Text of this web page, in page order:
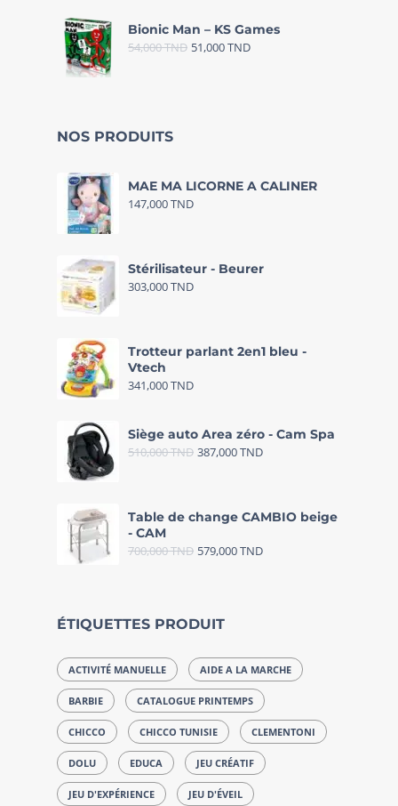
Bionic Man – KS Games
54,000TND 51,000TND
NOS PRODUITS
MAE MA LICORNE A CALINER
147,000TND
Stérilisateur - Beurer
303,000TND
Trotteur parlant 2en1 bleu -
Vtech
341,000TND
Siège auto Area zéro - Cam Spa
510,000TND 387,000TND
Table de change CAMBIO beige
- CAM
700,000TND 579,000TND
ÉTIQUETTES PRODUIT
ACTIVITÉ MANUELLE AIDE A LA MARCHE
BARBIE CATALOGUE PRINTEMPS
CHICCO CHICCO TUNISIE CLEMENTONI
DOLU EDUCA JEU CRÉATIF
JEU D'EXPÉRIENCE JEU D'ÉVEIL